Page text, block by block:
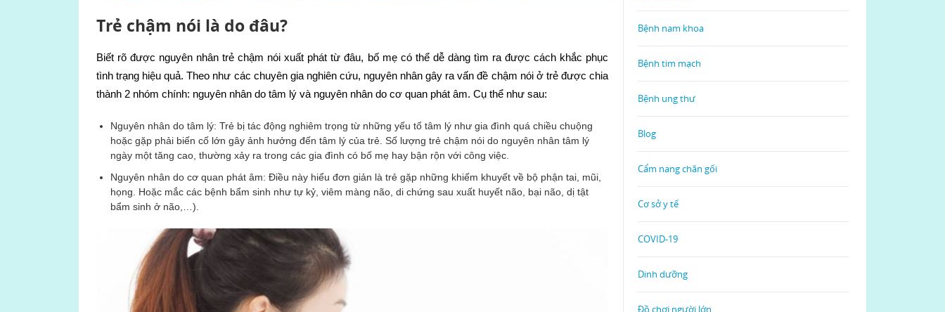
Trẻ chậm nói là do đâu?
Biết rõ được nguyên nhân trẻ chậm nói xuất phát từ đâu, bố mẹ có thể dễ dàng tìm ra được cách khắc phục
tình trạng hiệu quả. Theo như các chuyên gia nghiên cứu, nguyên nhân gây ra vấn đề chậm nói ở trẻ được chia
thành 2 nhóm chính: nguyên nhân do tâm lý và nguyên nhân do cơ quan phát âm. Cụ thể như sau:
Nguyên nhân do tâm lý: Trẻ bị tác động nghiêm trọng từ những yếu tố tâm lý như gia đình quá chiều chuộng
hoặc gặp phải biến cố lớn gây ảnh hưởng đến tâm lý của trẻ. Số lượng trẻ chậm nói do nguyên nhân tâm lý
ngày một tăng cao, thường xảy ra trong các gia đình có bố mẹ hay bận rộn với công việc.
Nguyên nhân do cơ quan phát âm: Điều này hiểu đơn giản là trẻ gặp những khiếm khuyết về bộ phận tai, mũi,
họng. Hoặc mắc các bệnh bẩm sinh như tự kỷ, viêm màng não, di chứng sau xuất huyết não, bại não, dị tật
bẩm sinh ở não,…).
Bệnh nam khoa
Bệnh tim mạch
Bệnh ung thư
Blog
Cẩm nang chăn gối
Cơ sở y tế
COVID-19
Dinh dưỡng
Đồ chơi người lớn